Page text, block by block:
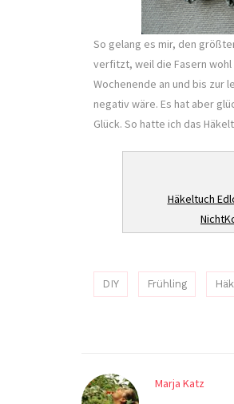
So gelang es mir, den
verfitzt, weil die Fasern wohl
Wochenende an und bis
negativ wäre. Es hat aber
Glück. So hatte ich das
Häkeltuch
DIY Frühling
Marja Katz